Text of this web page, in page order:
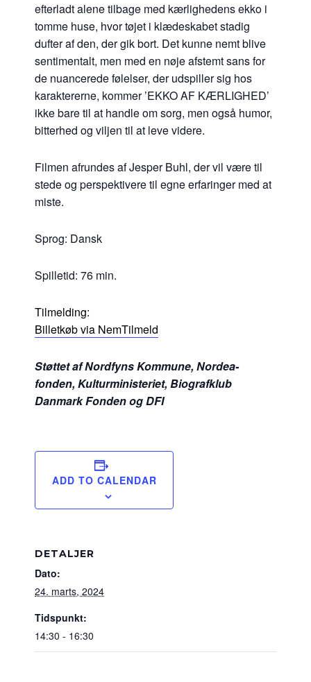
efterladt alene tilbage med kærlighedens ekko i
tomme huse, hvor tøjet i klædeskabet stadig
dufter af den, der gik bort. Det kunne nemt blive
sentimentalt, men med en nøje afstemt sans for
de nuancerede følelser, der udspiller sig hos
karaktererne, kommer ’EKKO AF KÆRLIGHED’
ikke bare til at handle om sorg, men også humor,
bitterhed og viljen til at leve videre.
Filmen afrundes af Jesper Buhl, der vil være til
stede og perspektivere til egne erfaringer med at
miste.
Sprog: Dansk
Spilletid: 76 min.
Tilmelding:
Billetkøb via NemTilmeld
Støttet af Nordfyns Kommune, Nordea-
fonden, Kulturministeriet, Biografklub
Danmark Fonden og DFI
ADD TO CALENDAR
DETALJER
Dato:
24. marts, 2024
Tidspunkt:
14:30 - 16:30